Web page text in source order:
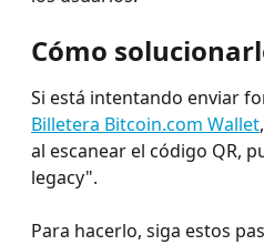
Cómo
Si está intentando enviar
Billetera Bitcoin.com Wallet
al escanear el código QR,
legacy".
Para hacerlo, siga estos